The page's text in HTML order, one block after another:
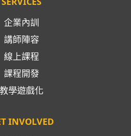
企業內訓
講師陣容
線上課程
課程開發
教學遊戲化
INVOLVED